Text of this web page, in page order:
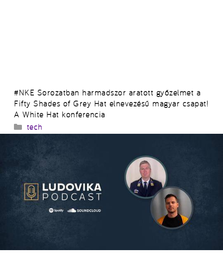
#NKE Sorozatban harmadszor aratott győzelmet a
Fifty Shades of Grey Hat elnevezésű magyar csapat!
A White Hat konferencia
Kategória
tech